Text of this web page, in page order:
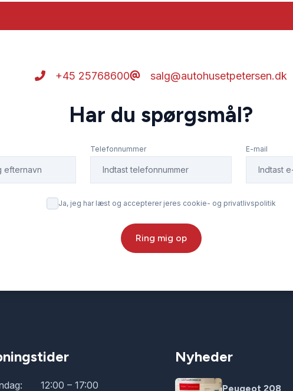
+45 25768600 salg@autohusetpetersen.dk
Har du spørgsmål?
Telefonnummer E-mail
Ja, jeg har læst og accepterer jeres cookie- og privatlivspolitik
Ring mig op
12:00 – 17:00
Nyheder
Peugeot 208